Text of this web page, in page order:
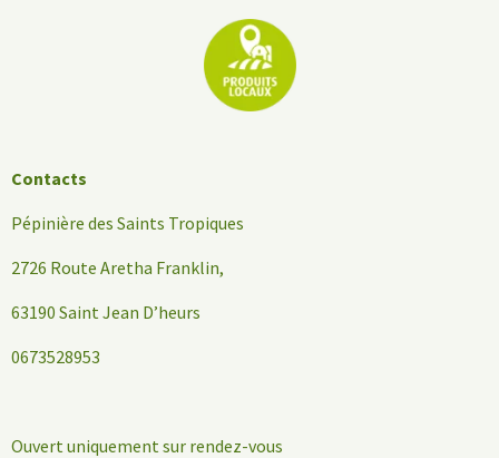
Contacts
Pépinière des Saints Tropiques
2726 Route Aretha Franklin,
63190 Saint Jean D’heurs
0673528953
Ouvert uniquement sur rendez-vous